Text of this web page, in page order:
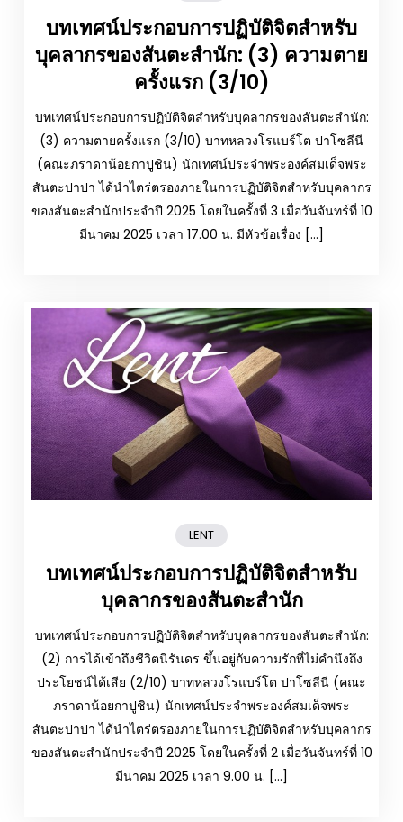
บทเทศน์ประกอบการปฏิบัติจิตสำหรับ
บุคลากรของสันตะสำนัก: (3) ความตาย
ครั้งแรก (3/10)
บทเทศน์ประกอบการปฏิบัติจิตสำหรับบุคลากรของสันตะสำนัก:
(3) ความตายครั้งแรก (3/10) บาทหลวงโรแบร์โต ปาโซลีนี
(คณะภราดาน้อยกาปูชิน) นักเทศน์ประจำพระองค์สมเด็จพระ
สันตะปาปา ได้นำไตร่ตรองภายในการปฏิบัติจิตสำหรับบุคลากร
ของสันตะสำนักประจำปี 2025 โดยในครั้งที่ 3 เมื่อวันจันทร์ที่ 10
มีนาคม 2025 เวลา 17.00 น. มีหัวข้อเรื่อง […]
LENT
บทเทศน์ประกอบการปฏิบัติจิตสำหรับ
บุคลากรของสันตะสำนัก
บทเทศน์ประกอบการปฏิบัติจิตสำหรับบุคลากรของสันตะสำนัก:
(2) การได้เข้าถึงชีวิตนิรันดร ขึ้นอยู่กับความรักที่ไม่คำนึงถึง
ประโยชน์ได้เสีย (2/10) บาทหลวงโรแบร์โต ปาโซลีนี (คณะ
ภราดาน้อยกาปูชิน) นักเทศน์ประจำพระองค์สมเด็จพระ
สันตะปาปา ได้นำไตร่ตรองภายในการปฏิบัติจิตสำหรับบุคลากร
ของสันตะสำนักประจำปี 2025 โดยในครั้งที่ 2 เมื่อวันจันทร์ที่ 10
มีนาคม 2025 เวลา 9.00 น. […]